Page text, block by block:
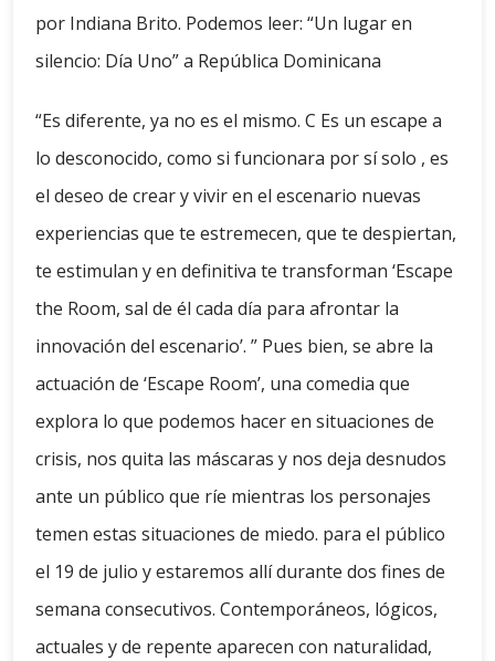
por Indiana Brito. Podemos leer: “Un lugar en
silencio: Día Uno” a República Dominicana
“Es diferente, ya no es el mismo. C Es un escape a
lo desconocido, como si funcionara por sí solo , es
el deseo de crear y vivir en el escenario nuevas
experiencias que te estremecen, que te despiertan,
te estimulan y en definitiva te transforman ‘Escape
the Room, sal de él cada día para afrontar la
innovación del escenario’. ” Pues bien, se abre la
actuación de ‘Escape Room’, una comedia que
explora lo que podemos hacer en situaciones de
crisis, nos quita las máscaras y nos deja desnudos
ante un público que ríe mientras los personajes
temen estas situaciones de miedo. para el público
el 19 de julio y estaremos allí durante dos fines de
semana consecutivos. Contemporáneos, lógicos,
actuales y de repente aparecen con naturalidad,